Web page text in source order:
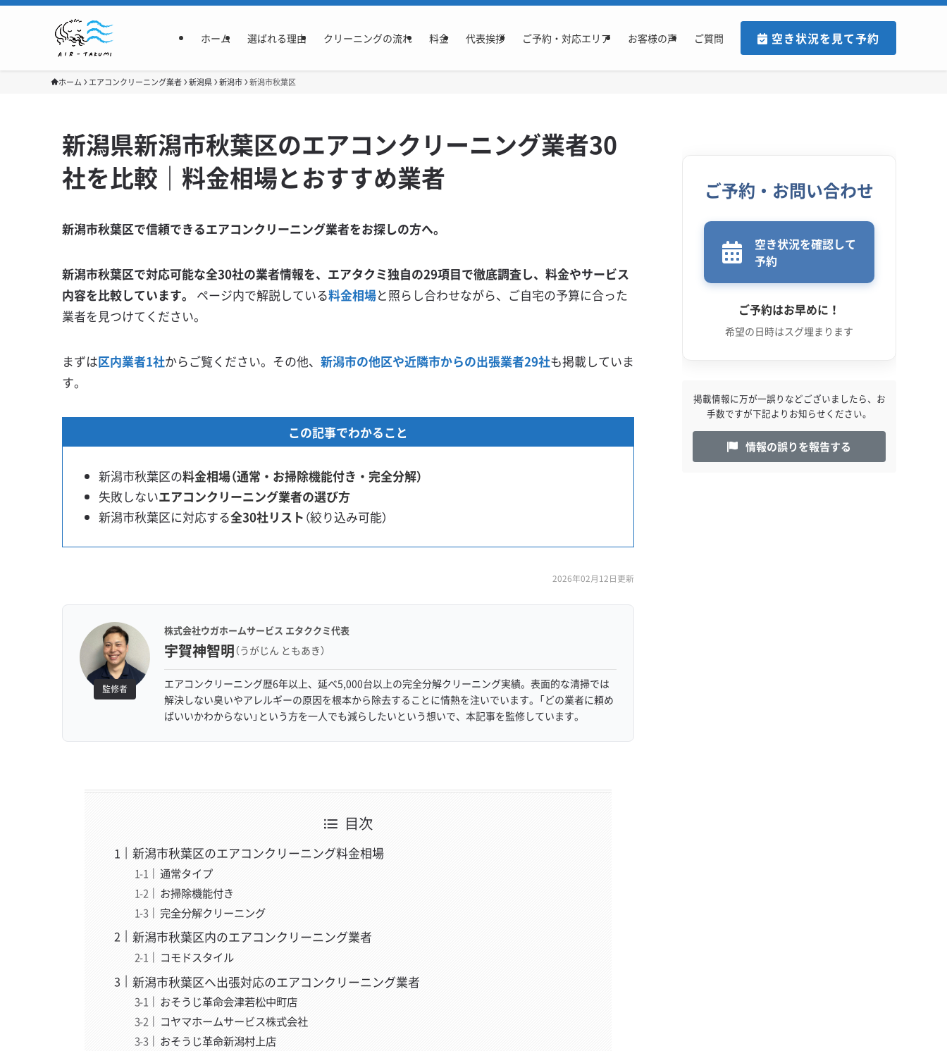
ホーム 選ばれる理由 クリーニングの流れ 料金 代表挨拶 ご予約・対応エリア お客様の声 ご質問 空き状況を見て予約
ホーム エアコンクリーニング業者 新潟県 新潟市 新潟市秋葉区
新潟県新潟市秋葉区のエアコンクリーニング業者30
社を比較｜料金相場とおすすめ業者
新潟市秋葉区で信頼できるエアコンクリーニング業者をお探しの方へ。
新潟市秋葉区で対応可能な全30社の業者情報を、エアタクミ独自の29項目で徹底調査し、料金やサービス
内容を比較しています。
ページ内で解説している料金相場と照らし合わせながら、ご自宅の予算に合った
業者を見つけてください。
まずは区内業者1社からご覧ください。その他、 新潟市の他区や近隣市からの出張業者29社も掲載していま
す。
この記事でわかること
新潟市秋葉区の料金相場（通常・お掃除機能付き・完全分解）
失敗しないエアコンクリーニング業者の選び方
新潟市秋葉区に対応する全30社リスト （絞り込み可能）
2026年02月12日更新
監修者
株式会社ウガホームサービス エタククミ代表
宇賀神智明（うがじん ともあき）
エアコンクリーニング歴6年以上、延べ5,000台以上の完全分解クリーニング実績。表面的な清掃では
解決しない臭いやアレルギーの原因を根本から除去することに情熱を注いでいます。「どの業者に頼め
ばいいかわからない」という方を一人でも減らしたいという想いで、本記事を監修しています。
目次
新潟市秋葉区のエアコンクリーニング料金相場
通常タイプ
お掃除機能付き
完全分解クリーニング
新潟市秋葉区内のエアコンクリーニング業者
コモドスタイル
新潟市秋葉区へ出張対応のエアコンクリーニング業者
おそうじ革命会津若松中町店
コヤマホームサービス株式会社
おそうじ革命新潟村上店
ご予約・お問い合わせ
空き状況を確認して
予約
ご予約はお早めに！
希望の日時はスグ埋まります
掲載情報に万が一誤りなどございましたら、お
手数ですが下記よりお知らせください。
情報の誤りを報告する